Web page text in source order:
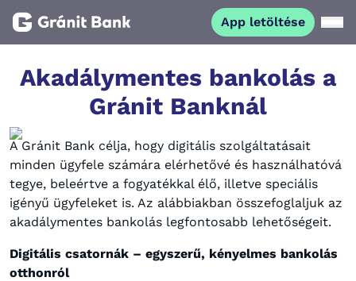
App letöltése
Magánszemélyeknek
Vállalkozásoknak
Fiataloknak
Befektetőknek
Kapcsolat
Akadálymentes bankolás a
Gránit Banknál
A Gránit Bank célja, hogy digitális szolgáltatásait
minden ügyfele számára elérhetővé és használhatóvá
tegye, beleértve a fogyatékkal élő, illetve speciális
igényű ügyfeleket is. Az alábbiakban összefoglaljuk az
akadálymentes bankolás legfontosabb lehetőségeit.
Digitális csatornák – egyszerű, kényelmes bankolás
otthonról